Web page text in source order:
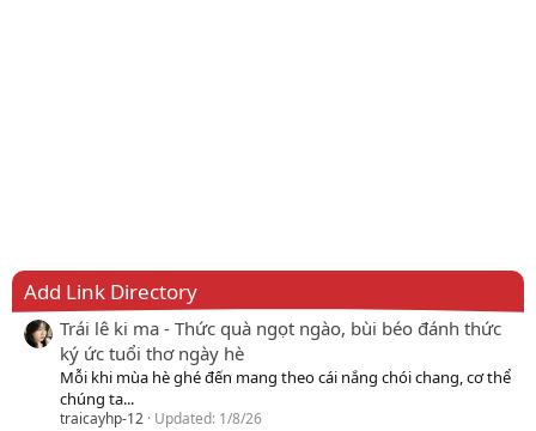
Add Link Directory
Trái lê ki ma - Thức quà ngọt ngào, bùi béo đánh thức
ký ức tuổi thơ ngày hè
Mỗi khi mùa hè ghé đến mang theo cái nắng chói chang, cơ thể
chúng ta...
traicayhp-12 Updated: 1/8/26